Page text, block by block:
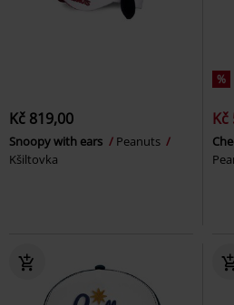
Kč 819,00
Snoopy with ears
Peanuts
Kšiltovka
%
Kč